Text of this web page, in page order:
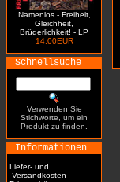
Namenlos - Freiheit,
Gleichheit,
Brüderlichkeit! - LP
14.00EUR
Schnellsuche
Verwenden Sie
Stichworte, um ein
Produkt zu finden.
Informationen
Liefer- und
Versandkosten